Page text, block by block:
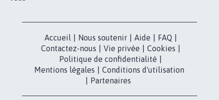
Accueil Nous soutenir Aide FAQ
Contactez-nous
Vie privée Cookies
Politique de confidentialité
Mentions légales
Conditions d'utilisation
Partenaires